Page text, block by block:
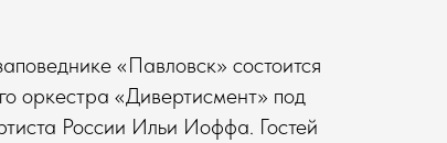
«Павловск» состоится
оркестра «Дивертисмент» под
России Ильи Иоффа. Гостей